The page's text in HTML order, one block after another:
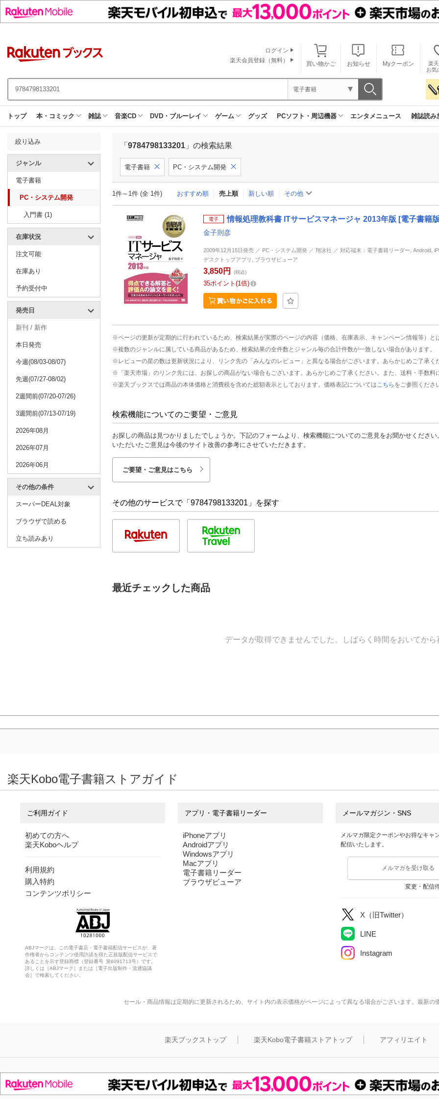
買い物かご お知らせ Myクーポン
楽
お気
ログイン
楽天会員登録（無料）
電子書籍
トップ 本・コミック 雑誌 音楽CD DVD・ブルーレイ ゲーム グッズ PCソフト・周辺機器 エンタメニュース 雑誌読み
絞り込み
ジャンル
電子書籍
PC・システム開発
入門書 (1)
在庫状況
注文可能
在庫あり
予約受付中
発売日
新刊 / 新作
本日発売
今週(08/03-08/07)
先週(07/27-08/02)
2週間前(07/20-07/26)
3週間前(07/13-07/19)
2026年08月
2026年07月
2026年06月
その他の条件
スーパーDEAL対象
ブラウザで読める
立ち読みあり
「 9784798133201 」の検索結果
電子書籍 PC・システム開発
1件～1件 (全 1件) おすすめ順 売上順 新しい順 その他
電子 情報処理教科書 ITサービスマネージャ 2013年版 [電子書籍
金子則彦
2009年12月15日発売 ／ PC・システム開発 ／ 翔泳社 ／ 対応端末：電子書籍リーダー, Android,
デスクトップアプリ, ブラウザビューア
3,850円 (税込)
35ポイント 1倍
※ページの更新が定期的に行われているため、検索結果が実際のページの内容（価格、在庫表示、キャンペーン情報等）と
※複数のジャンルに属している商品があるため、検索結果の全件数とジャンル毎の合計件数が一致しない場合があります。
※レビューの星の数は更新状況により、リンク先の「みんなのレビュー」と異なる場合がございます。あらかじめご了承く
※「楽天市場」のリンク先には、お探しの商品がない場合もございます。あらかじめご了承ください。また、送料・手数料
※楽天ブックスでは商品の本体価格と消費税を含めた総額表示としております。価格表記については こちら をご参照くださ
検索機能についてのご要望・ご意見
お探しの商品は見つかりましたでしょうか。下記のフォームより、検索機能についてのご意見をお聞かせください
いただいたご意見は今後のサイト改善の参考にさせていただきます。
ご要望・ご意見はこちら
その他のサービスで「9784798133201」を探す
最近チェックした商品
データが取得できませんでした。しばらく時間をおいてから
楽天Kobo電子書籍ストアガイド
ご利用ガイド
初めての方へ
楽天Koboヘルプ
利用規約
購入特約
コンテンツポリシー
ABJマークは、この電子書店・電子書籍配信サービスが、著
作権者からコンテンツ使用許諾を得た正規版配信サービスで
あることを示す登録商標（登録番号 第6091713号）です。
詳しくは［ABJマーク］または［電子出版制作・流通協議
会］で検索してください。
アプリ・電子書籍リーダー
iPhoneアプリ
Androidアプリ
Windowsアプリ
Macアプリ
電子書籍リーダー
ブラウザビューア
メールマガジン・SNS
メルマガ限定クーポンやお得なキャ
配信いたします。
メルマガを受け取る
変更・配信
X（旧Twitter）
LINE
Instagram
セール・商品情報は定期的に更新されるため、サイト内の表示価格がページによって異なる場合がございます。最新の
楽天ブックストップ 楽天Kobo電子書籍ストアトップ アフィリエイト